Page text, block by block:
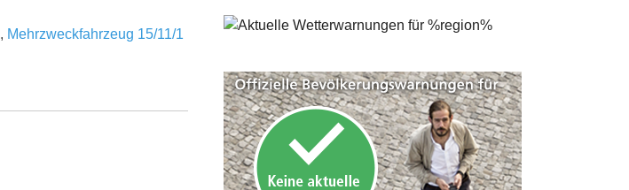
, Mehrzweckfahrzeug 15/11/1